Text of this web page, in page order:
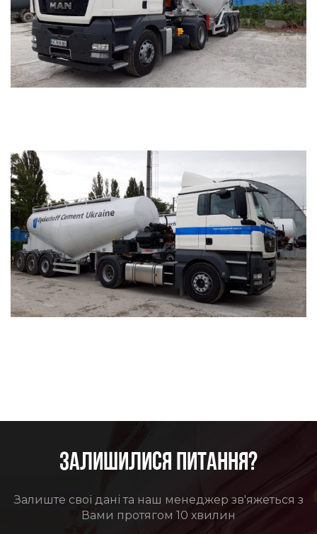
ЗАЛИШИЛИСЯ ПИТАННЯ?
Залиште свої дані та наш менеджер зв'яжеться з
Вами протягом 10 хвилин